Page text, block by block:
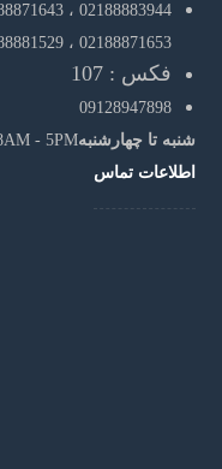
02188883944 ،
02188871653 ،
فکس : 107
09128947898
شنبه تا چهارشنبه- 5PM
اطلاعات تماس